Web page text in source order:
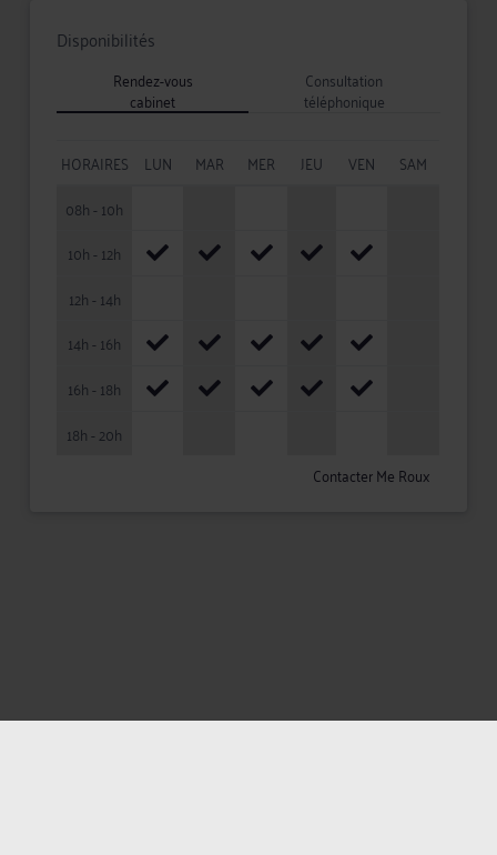
Disponibilités
Rendez-vous
cabinet
Consultation
téléphonique
HORAIRES LUN MAR MER JEU VEN
SAM
08h - 10h
10h - 12h
12h - 14h
14h - 16h
16h - 18h
18h - 20h
Contacter Me Roux